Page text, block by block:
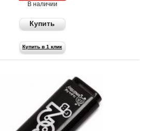
В наличии
Купить
Купить в 1 клик